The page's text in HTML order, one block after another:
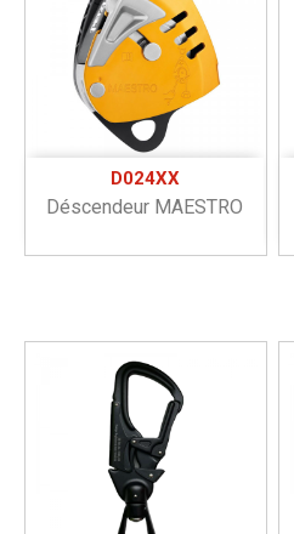
D024XX
Déscendeur MAESTRO